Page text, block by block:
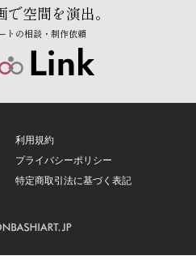
空間を演出。
トの相談・制作依頼
利用規約
プライバシーポリシー
特定商取引法に基づく表記